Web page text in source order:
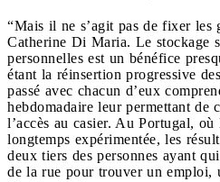
“Mais il ne s’agit pas de fixer les
Catherine Di Maria. Le stockage
personnelles est un bénéfice
étant la réinsertion progressive
passé avec chacun d’eux
hebdomadaire leur permettant de
l’accès au casier. Au Portugal, où
longtemps expérimentée, les
deux tiers des personnes ayant
de la rue pour trouver un emploi,